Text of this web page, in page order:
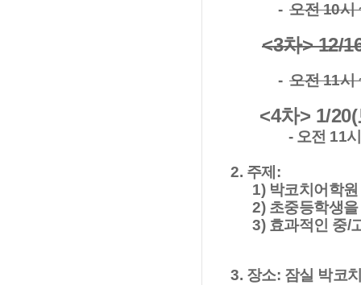
- 오전 10시
<3차> 12/
- 오전 11시
<4차> 1/
- 오전 11
2. 주제:
1) 박코치어학원
2) 초중등학생을
3) 효과적인 중/
3. 장소: 잠실 박코